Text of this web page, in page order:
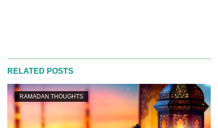
RELATED POSTS
RAMADAN THOUGHTS